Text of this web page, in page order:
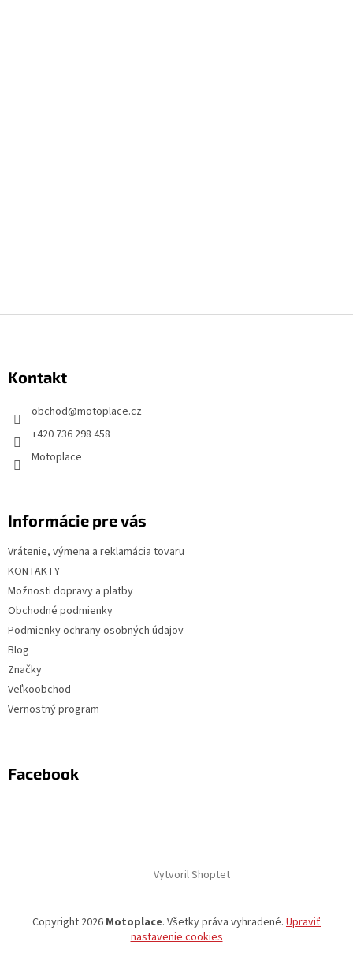
äKontakt
obchod@motoplace.cz
+420 736 298 458
Motoplace
Informácie pre vás
Vrátenie, výmena a reklamácia tovaru
KONTAKTY
Možnosti dopravy a platby
Obchodné podmienky
Podmienky ochrany osobných údajov
Blog
Značky
Veľkoobchod
Vernostný program
Facebook
Vytvoril Shoptet
Copyright 2026 Motoplace. Všetky práva vyhradené. Upraviť
nastavenie cookies